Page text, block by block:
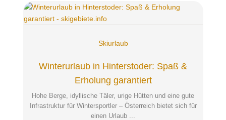
Winterurlaub in Hinterstoder: Spaß &
Erholung garantiert
Skiurlaub
Hohe Berge, idyllische Täler, urige Hütten und eine gute
Infrastruktur für Wintersportler – Österreich bietet sich für
einen Urlaub ...